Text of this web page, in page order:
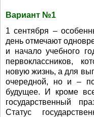
Вариант №1
1 сентября –
день отмечают
и начало учебного
первоклассников,
новую жизнь, а для
очередной, но и –
будущее. И кроме
государственный
Статус